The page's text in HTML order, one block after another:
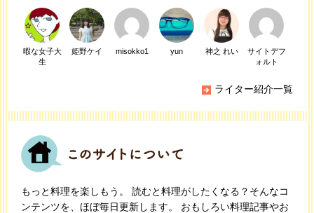
暇な女子大
生
姫野ケイ misokko1 yun 神之 れい
サイトデフ
ォルト
ライター紹介一覧
もっと料理を楽しもう。 読むと料理がしたくなる？そんなコ
ンテンツを、ほぼ毎日更新します。 おもしろい料理記事やお